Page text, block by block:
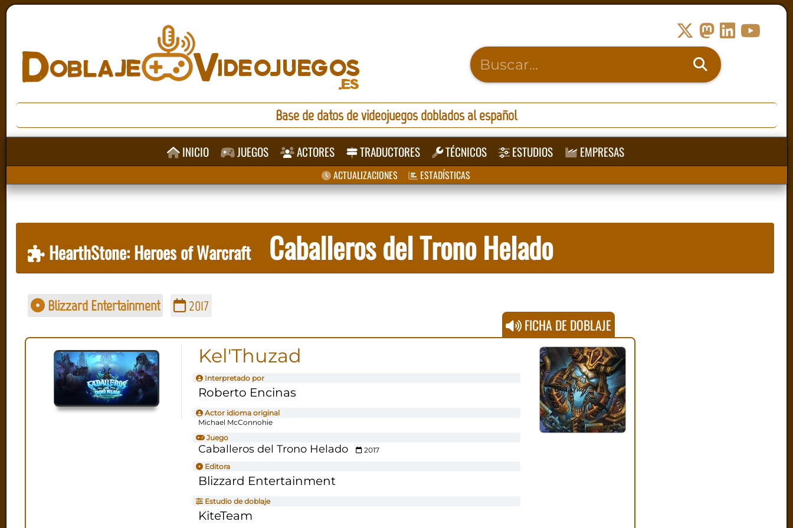
Base de datos de videojuegos doblados al español
INICIO JUEGOS ACTORES TRADUCTORES TÉCNICOS ESTUDIOS EMPRESAS
ACTUALIZACIONES ESTADÍSTICAS
HearthStone: Heroes of Warcraft Caballeros del Trono Helado
Blizzard Entertainment 2017
FICHA DE DOBLAJE
Kel'Thuzad
Interpretado por
Roberto Encinas
Actor idioma original
Michael McConnohie
Juego
Caballeros del Trono Helado
2017
Editora
Blizzard Entertainment
Estudio de doblaje
KiteTeam